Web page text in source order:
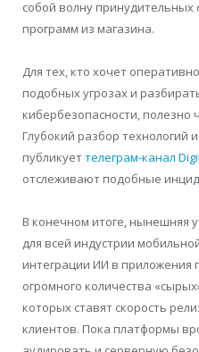
собой волну
программ из магазина.
Для тех, кто хочет
подобных угрозах и
кибербезопасности,
Глубокий разбор технологий
публикуеттелеграм-канал
отслеживают подобные
В конечном итоге, нынешняя
для всей индустрии
интеграции ИИ в приложения
огромного количества
которых ставят скорость
клиентов. Пока платформы